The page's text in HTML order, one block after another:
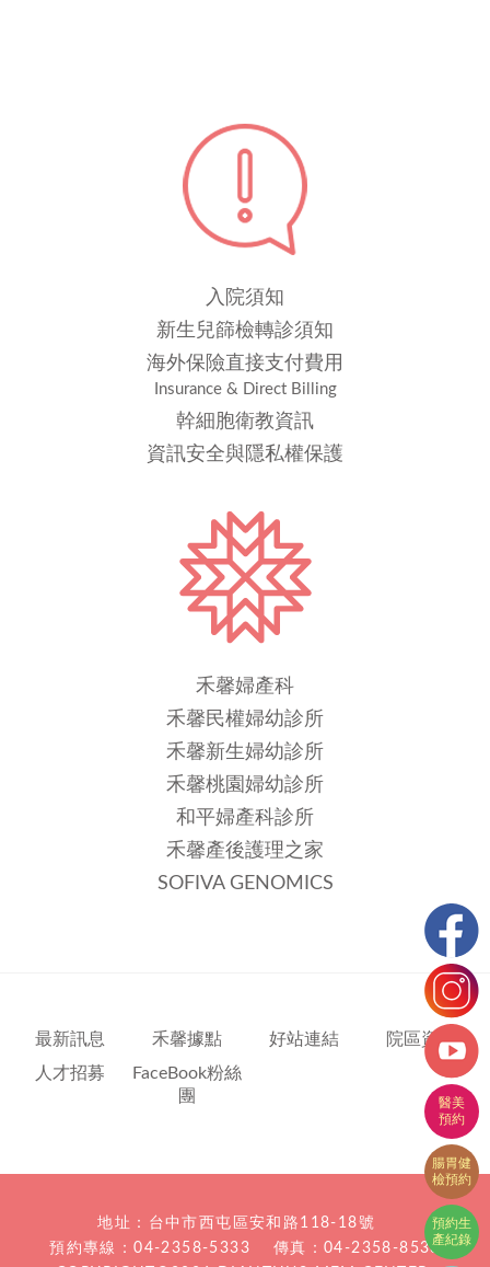
入院須知
新生兒篩檢轉診須知
海外保險直接支付費用
Insurance & Direct Billing
幹細胞衛教資訊
資訊安全與隱私權保護
禾馨婦產科
禾馨民權婦幼診所
禾馨新生婦幼診所
禾馨桃園婦幼診所
和平婦產科診所
禾馨產後護理之家
SOFIVA GENOMICS
最新訊息 禾馨據點 好站連結
院區資訊
人才招募
FaceBook粉絲
團
地址：台中市西屯區安和路118-18號
預約專線：04-2358-5333
傳真：04-2358-8533